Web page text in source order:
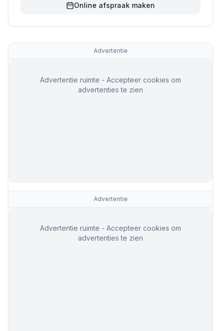
Online afspraak maken
Advertentie
Advertentie ruimte - Accepteer cookies om
advertenties te zien
Advertentie
Advertentie ruimte - Accepteer cookies om
advertenties te zien